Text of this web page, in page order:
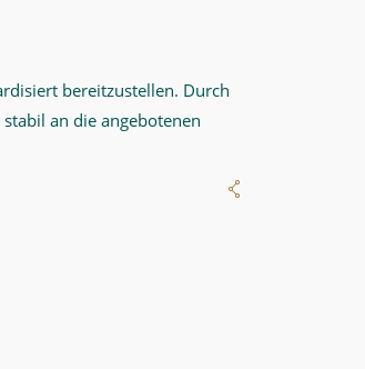
bereitzustellen. Durch
an die angebotenen